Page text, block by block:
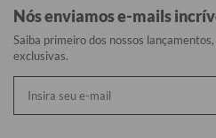
Nós enviamos e-mails
Saiba primeiro dos nossos
exclusivas.